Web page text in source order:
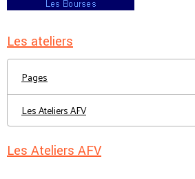
Les ateliers
Pages
Les Ateliers AFV
Les Ateliers AFV